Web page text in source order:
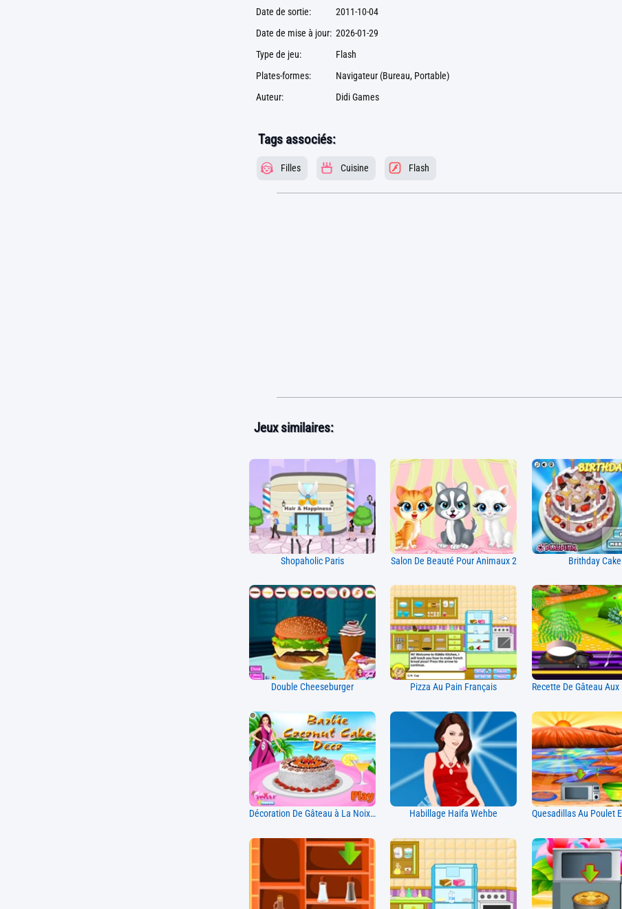
Date de sortie:
2011-10-04
Date de mise à jour: 2026-01-29
Type de jeu:
Flash
Plates-formes:
Navigateur (Bureau, Portable)
Auteur:
Didi Games
Tags associés:
Filles Cuisine Flash
Jeux similaires:
Shopaholic Paris Salon De Beauté Pour Animaux 2 Brithday Cake
Double Cheeseburger Pizza Au Pain Français
Décoration De Gâteau à La Noix De Coco Barbie Habillage Haifa Wehbe